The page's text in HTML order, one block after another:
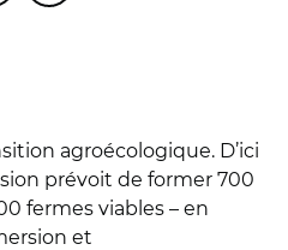
agroécologique. D’ici
prévoit de former 700
fermes viables – en
et